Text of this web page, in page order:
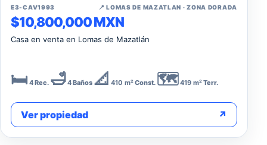
↗
E3-CAV1993 📍 LOMAS DE MAZATLAN · ZONA DORADA
$10,800,000 MXN
Casa en venta en Lomas de Mazatlán
🛏️ 4Rec. 🛁4Baños 📐 410 m²Const. 🗺️419 m²Terr.
Ver propiedad ↗